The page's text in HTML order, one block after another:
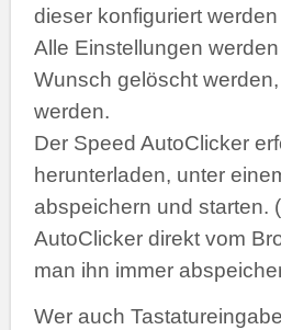
dieser konfiguriert
Alle Einstellungen
Wunsch gelöscht
werden.
Der Speed AutoClicker
herunterladen, unter
abspeichern und starten.
AutoClicker direkt vom
man ihn immer
Wer auch